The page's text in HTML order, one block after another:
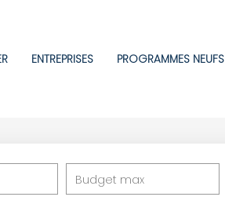
ENTREPRISES PROGRAMMES NEUFS
Budget max